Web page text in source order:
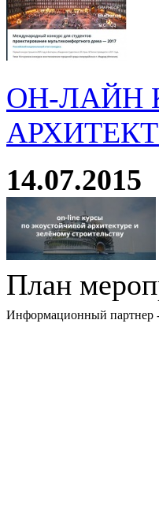
ОН-ЛАЙН
14.07.2015
План
Информационный партнер